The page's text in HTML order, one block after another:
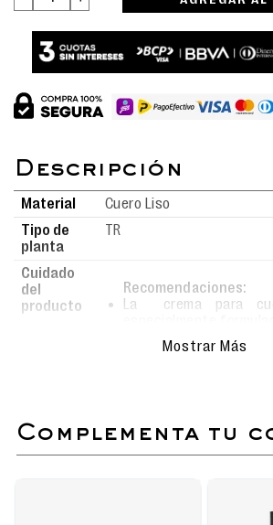
Material
Cuero Liso
Tipo de
planta
TR
Cuidado
del
producto
Recomendaciones:
La crema para
Liso, Cuero Guante,
Cuero Mate y Cuero
mantendrás tus
con un brillo natural y
original y alargar la
Mostrar Más
complementa tu